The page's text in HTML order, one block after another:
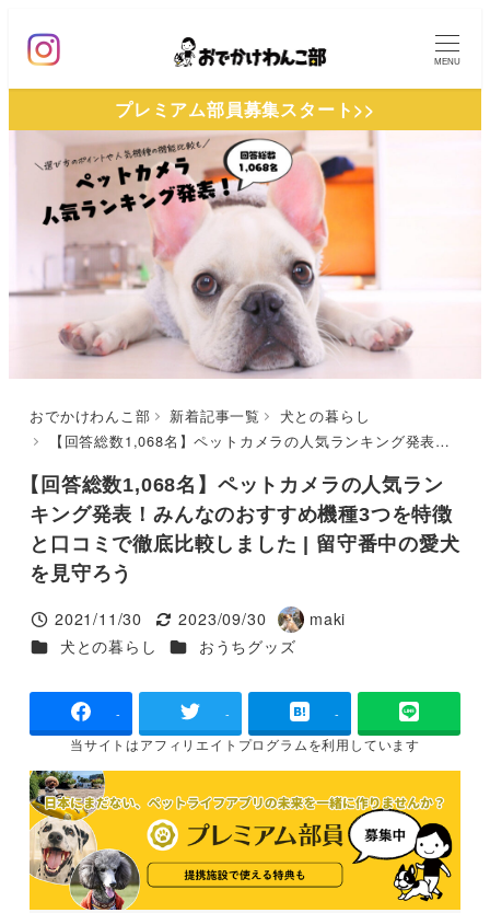
ン
移
MENU
プレミアム部員募集スタート>>
おでかけわんこ部 新着記事一覧
犬との暮らし
【回答総数1,068名】ペットカメラの人気ランキング発表！みんなのおすすめ機種3つを特徴と口コミで徹底比較しました | 留守番中の愛犬を見守ろう
【回答総数1,068名】ペットカメラの人気ラン
キング発表！みんなのおすすめ機種3つを特徴
と口コミで徹底比較しました | 留守番中の愛犬
を見守ろう
投稿日
2021/11/30
更新日
2023/09/30
著
者
maki
カテゴリー
犬との暮らし カテゴリー
おうちグッズ
- - -
当サイトはアフィリエイトプログラムを利用しています